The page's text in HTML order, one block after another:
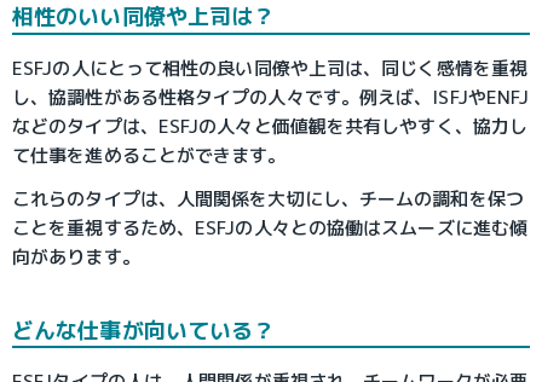
相性のいい同僚や上司は？
ESFJの人にとって相性の良い同僚や上司は、同じく感情を重視
し、協調性がある性格タイプの人々です。例えば、ISFJやENFJ
などのタイプは、ESFJの人々と価値観を共有しやすく、協力し
て仕事を進めることができます。
これらのタイプは、人間関係を大切にし、チームの調和を保つ
ことを重視するため、ESFJの人々との協働はスムーズに進む傾
向があります。
どんな仕事が向いている？